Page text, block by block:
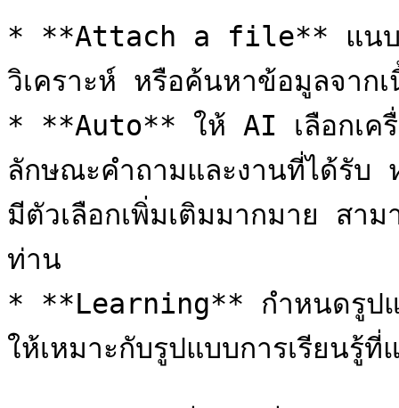
* **Attach a file** แนบไฟ
วิเคราะห์ หรือค้นหาข้อมูลจาก
* **Auto** ให้ AI เลือกเครื่
ลักษณะคำถามและงานที่ได้รับ
มีตัวเลือกเพิ่มเติมมากมาย สาม
ท่าน
* **Learning** กำหนดรูปแ
ให้เหมาะกับรูปแบบการเรียนรู้ที่